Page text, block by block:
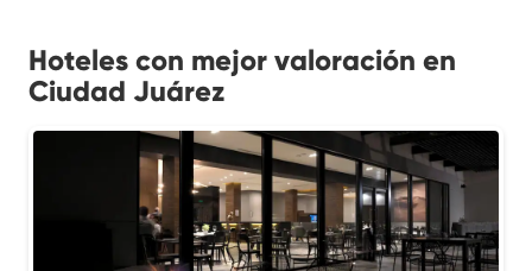
Hoteles con mejor valoración en
Ciudad Juárez